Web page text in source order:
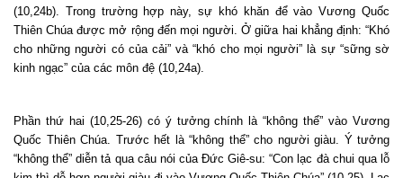
(10,24b). Trong trường hợp này, sự khó khăn để vào Vương Quốc
Thiên Chúa được mở rộng đến mọi người. Ở giữa hai khẳng định: “Khó
cho những người có của cải” và “khó cho mọi người” là sự “sững sờ
kinh ngạc” của các môn đệ (10,24a).
Phần thứ hai (10,25-26) có ý tưởng chính là “không thể” vào Vương
Quốc Thiên Chúa. Trước hết là “không thể” cho người giàu. Ý tưởng
“không thể” diễn tả qua câu nói của Đức Giê-su: “Con lạc đà chui qua lỗ